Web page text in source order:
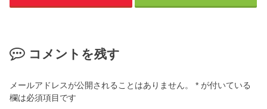
コメントを残す
メールアドレスが公開されることはありません。 * が付いている
欄は必須項目です